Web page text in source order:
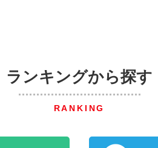
ランキングから探す
RANKING